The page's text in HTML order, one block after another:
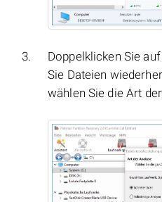
Doppelklicken Sie
Sie Dateien
wählen Sie die Art